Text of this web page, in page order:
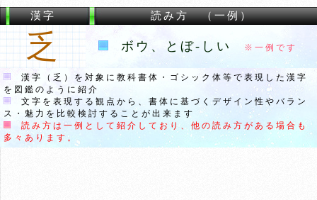
漢字 読み方 （一例）
乏 ボウ、とぼ-しい ※一例です
漢字（乏）を対象に教科書体・ゴシック体等で表現した漢字
を図鑑のように紹介
文字を表現する観点から、書体に基づくデザイン性やバラン
ス・魅力を比較検討することが出来ます
読み方は一例として紹介しており、他の読み方がある場合も
多々あります。